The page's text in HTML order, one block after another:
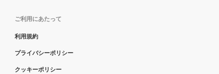
ご利用にあたって
利用規約
プライバシーポリシー
クッキーポリシー